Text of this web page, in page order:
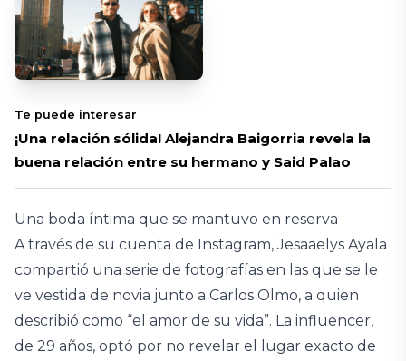
Te puede interesar
¡Una relación sólida! Alejandra Baigorria revela la
buena relación entre su hermano y Said Palao
Una boda íntima que se mantuvo en reserva
A través de su cuenta de Instagram, Jesaaelys Ayala
compartió una serie de fotografías en las que se le
ve vestida de novia junto a Carlos Olmo, a quien
describió como “el amor de su vida”. La influencer,
de 29 años, optó por no revelar el lugar exacto de